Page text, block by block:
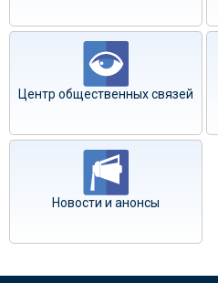
Центр общественных связей
Новости и анонсы